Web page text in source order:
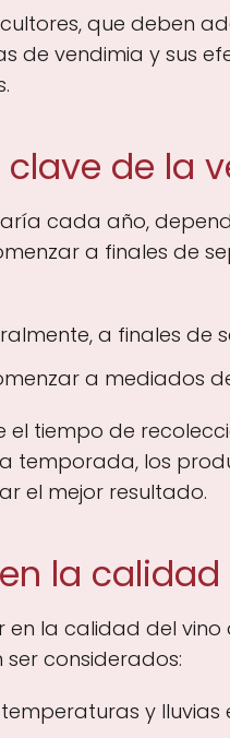
que deben
de vendimia y sus
de la
cada año,
a finales de
a finales de
a mediados
tiempo de
temporada, los
el mejor resultado.
la
en la calidad del
considerados:
temperaturas y